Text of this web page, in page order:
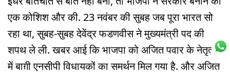
एक कोशिश और की. 23 नवंबर की सुबह जब पूरा भारत सो
रहा था, सुबह-सुबह देवेंद्र फडणवीस ने मुख्यमंत्री पद की
शपथ ले ली. खबर आई कि भाजपा को अजित पवार के नेतृत्व
में बाग़ी एनसीपी विधायकों का समर्थन मिल गया है. और अजित